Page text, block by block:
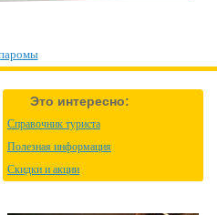
Это интересно:
Справочник туриста
Полезная информация
Скидки и акции